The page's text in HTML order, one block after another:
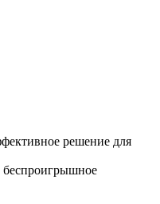
решение для
беспроигрышное